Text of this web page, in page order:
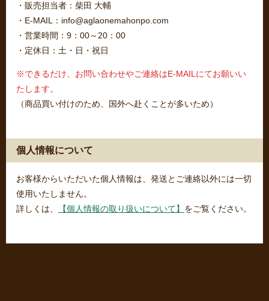
・販売担当者：柴田 大輔
・E-MAIL：info@aglaonemahonpo.com
・営業時間：9：00～20：00
・定休日：土・日・祝日
※できるだけ、お問い合わせやご連絡はE-MAILにてお願いい
たします。
（商品買い付けのため、国外へ赴くことが多いため）
個人情報について
お客様からいただいた個人情報は、発送とご連絡以外には一切
使用いたしません。
詳しくは、
【個人情報の取り扱いについて】 をご覧ください。